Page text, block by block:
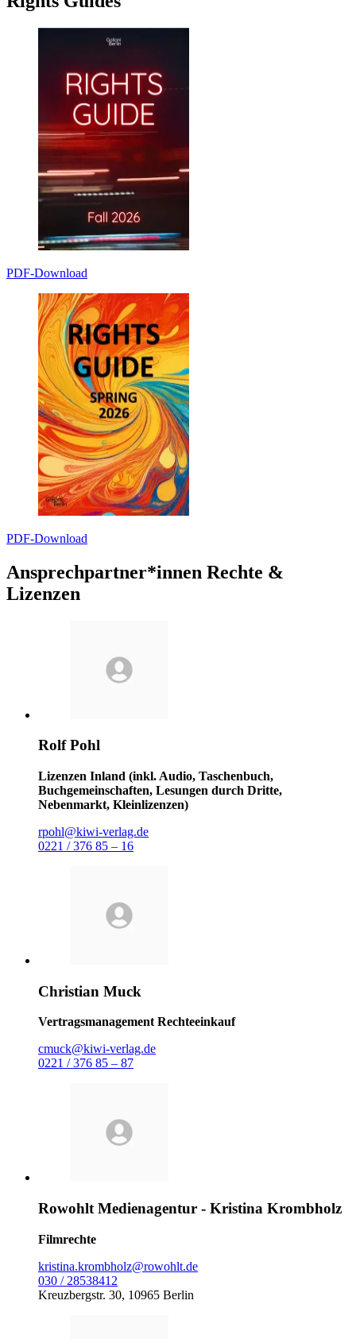
PDF-Download
PDF-Download
Ansprechpartner*innen Rechte &
Lizenzen
Rolf Pohl
Lizenzen Inland (inkl. Audio, Taschenbuch,
Buchgemeinschaften, Lesungen durch Dritte,
Nebenmarkt, Kleinlizenzen)
rpohl@kiwi-verlag.de
0221 / 376 85 – 16
Christian Muck
Vertragsmanagement Rechteeinkauf
cmuck@kiwi-verlag.de
0221 / 376 85 – 87
Rowohlt Medienagentur - Kristina Krombholz
Filmrechte
kristina.krombholz@rowohlt.de
030 / 28538412
Kreuzbergstr. 30, 10965 Berlin